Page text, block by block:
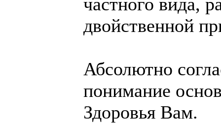
двойственной
Абсолютно
понимание
Здоровья Вам.